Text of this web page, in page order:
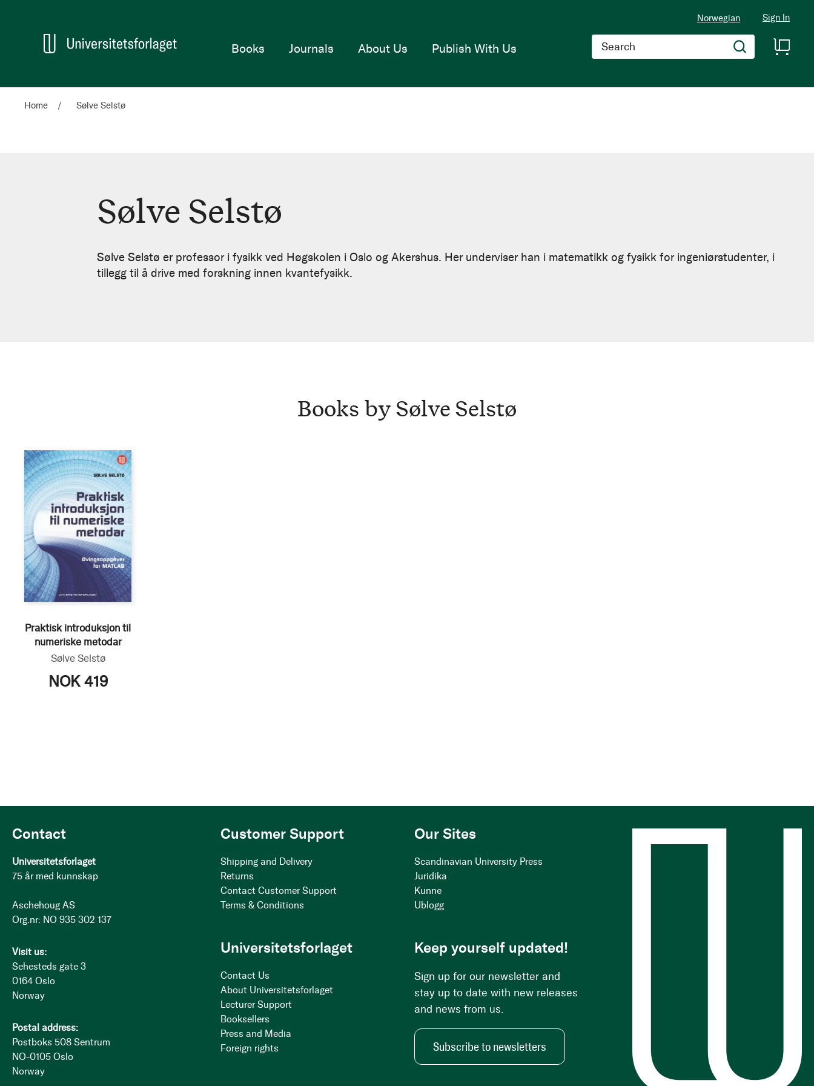
Norwegian Sign In
Search
Home
Books Journals About Us Publish With Us
Home Sølve Selstø
Sølve
Selstø
Sølve Selstø
Sølve Selstø er professor i fysikk ved Høgskolen i Oslo og Akershus. Her underviser han i matematikk og fysikk for ingeniørstudenter, i
tillegg til å drive med forskning innen kvantefysikk.
Books by Sølve Selstø
Praktisk introduksjon til
numeriske metodar
Sølve Selstø
NOK 419
Contact
Universitetsforlaget
75 år med kunnskap
Aschehoug AS
Org.nr: NO 935 302 137
Visit us:
Sehesteds gate 3
0164 Oslo
Norway
Postal address:
Postboks 508 Sentrum
NO-0105 Oslo
Norway
Customer Support
Shipping and Delivery
Returns
Contact Customer Support
Terms & Conditions
Our Sites
Scandinavian University Press
Juridika
Kunne
Ublogg
Universitetsforlaget
Contact Us
About Universitetsforlaget
Lecturer Support
Booksellers
Press and Media
Foreign rights
Keep yourself updated!
Sign up for our newsletter and
stay up to date with new releases
and news from us.
Subscribe to newsletters